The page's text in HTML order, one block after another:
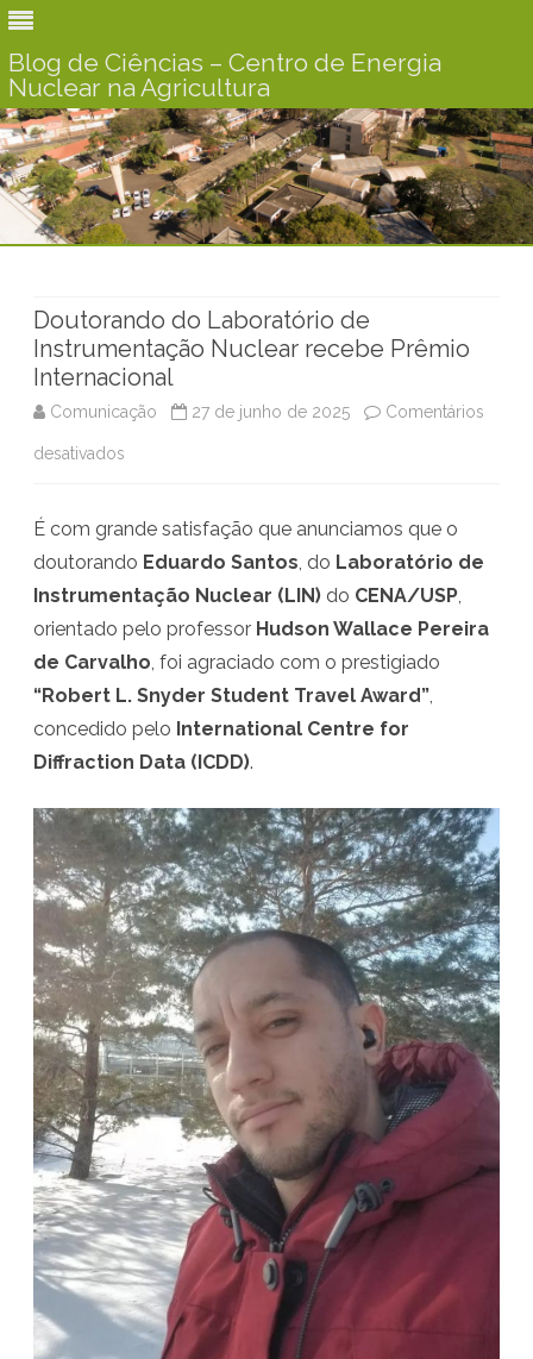
Blog de Ciências – Centro de Energia
Nuclear na Agricultura
Doutorando do Laboratório de
Instrumentação Nuclear recebe Prêmio
Internacional
Comunicação 27 de junho de 2025 Comentários
desativados
D
u
t
o
n
d
o
d
o
L
a
b
r
a
t
ó
É com grande satisfação que anunciamos que o
doutorando Eduardo Santos, do Laboratório de
Instrumentação Nuclear (LIN) do CENA/USP,
orientado pelo professor Hudson Wallace Pereira
de Carvalho, foi agraciado com o prestigiado
“Robert L. Snyder Student Travel Award”,
concedido pelo International Centre for
Diffraction Data (ICDD).